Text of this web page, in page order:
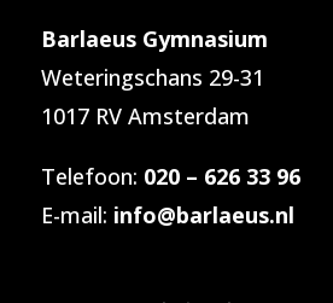
Barlaeus Gymnasium
Weteringschans 29-31
1017 RV Amsterdam
Telefoon: 020 – 626 33 96
E-mail: info@barlaeus.nl